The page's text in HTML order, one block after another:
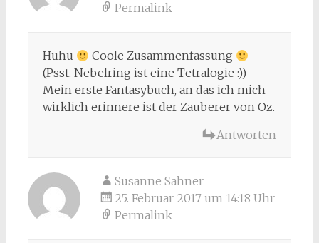
Permalink
Huhu
Coole Zusammenfassung
(Psst. Nebelring ist eine Tetralogie :))
Mein erste Fantasybuch, an das ich mich
wirklich erinnere ist der Zauberer von Oz.
Antworten
Susanne Sahner
25. Februar 2017 um 14:18 Uhr
Permalink